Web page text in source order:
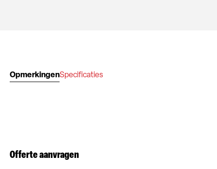
OpmerkingenSpecificaties
Offerte aanvragen